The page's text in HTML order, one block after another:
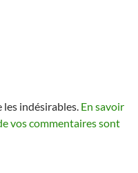
indésirables. En savoir
vos commentaires sont